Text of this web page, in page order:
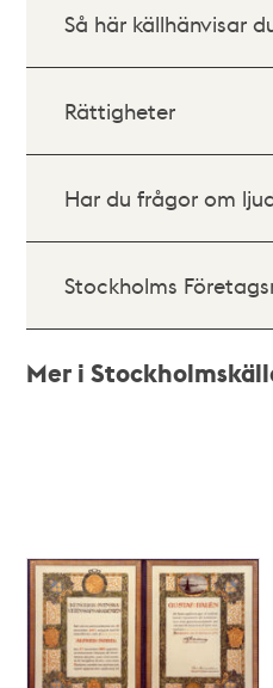
Så här källhänvisar
Rättigheter
Har du frågor om
Stockholms
Mer i